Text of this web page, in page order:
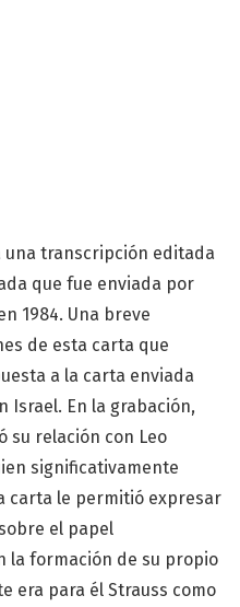
una transcripción editada
que fue enviada por
1984. Una breve
de esta carta que
a la carta enviada
Israel. En la grabación,
su relación con Leo
significativamente
carta le permitió expresar
el papel
la formación de su propio
era para él Strauss como